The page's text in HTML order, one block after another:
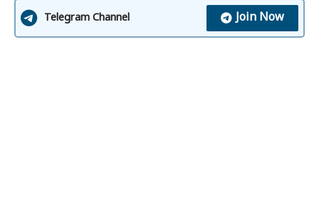
Telegram Channel Join Now